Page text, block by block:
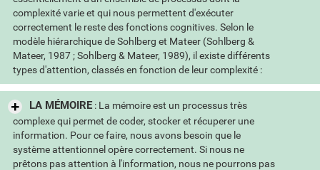
complexité varie et qui nous permettent d'exécuter
correctement le reste des fonctions cognitives. Selon le
modèle hiérarchique de Sohlberg et Mateer (Sohlberg &
Mateer, 1987 ; Sohlberg & Mateer, 1989), il existe différents
types d'attention, classés en fonction de leur complexité :
LA MÉMOIRE: La mémoire est un processus très
complexe qui permet de coder, stocker et récuperer une
information. Pour ce faire, nous avons besoin que le
système attentionnel opère correctement. Si nous ne
prêtons pas attention à l'information, nous ne pourrons pas